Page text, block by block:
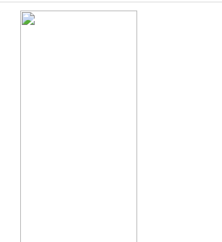
매일매일 cooking 돈 되는 건 우선 순위